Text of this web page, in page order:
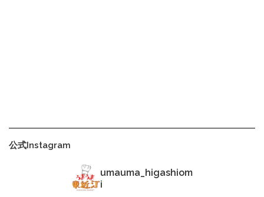
公式Instagram
umauma_higashiom
i